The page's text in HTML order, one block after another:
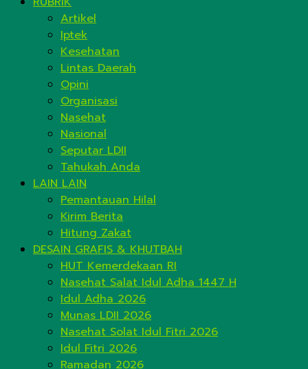
Artikel
Iptek
Kesehatan
Lintas Daerah
Opini
Organisasi
Nasehat
Nasional
Seputar LDII
Tahukah Anda
LAIN LAIN
Pemantauan Hilal
Kirim Berita
Hitung Zakat
DESAIN GRAFIS & KHUTBAH
HUT Kemerdekaan RI
Nasehat Salat Idul Adha 1447 H
Idul Adha 2026
Munas LDII 2026
Nasehat Solat Idul Fitri 2026
Idul Fitri 2026
Ramadan 2026